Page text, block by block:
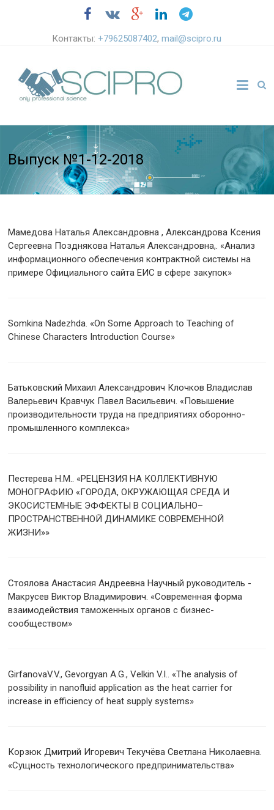
Контакты:+79625087402,mail@scipro.ru
Выпуск №1-12-2018
Мамедова Наталья Александровна , Александрова Ксения
Сергеевна Позднякова Наталья Александровна,. «Анализ
информационного обеспечения контрактной системы на
примере Официального сайта ЕИС в сфере закупок»
Somkina Nadezhda. «On Some Approach to Teaching of
Chinese Characters Introduction Course»
Батьковский Михаил Александрович Клочков Владислав
Валерьевич Кравчук Павел Васильевич. «Повышение
производительности труда на предприятиях оборонно-
промышленного комплекса»
Пестерева Н.М.. «РЕЦЕНЗИЯ НА КОЛЛЕКТИВНУЮ
МОНОГРАФИЮ «ГОРОДА, ОКРУЖАЮЩАЯ СРЕДА И
ЭКОСИСТЕМНЫЕ ЭФФЕКТЫ В СОЦИАЛЬНО–
ПРОСТРАНСТВЕННОЙ ДИНАМИКЕ СОВРЕМЕННОЙ
ЖИЗНИ»»
Стоялова Анастасия Андреевна Научный руководитель -
Макрусев Виктор Владимирович. «Современная форма
взаимодействия таможенных органов с бизнес-
сообществом»
GirfanovaV.V., Gevorgyan A.G., Velkin V.I.. «The analysis of
possibility in nanofluid application as the heat carrier for
increase in efficiency of heat supply systems»
Корзюк Дмитрий Игоревич Текучёва Светлана Николаевна.
«Сущность технологического предпринимательства»